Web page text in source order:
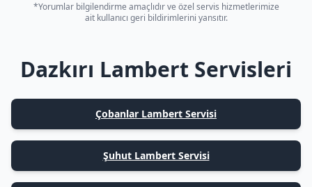
*Yorumlar bilgilendirme amaçlıdır ve özel servis hizmetlerimize
ait kullanıcı geri bildirimlerini yansıtır.
Dazkırı Lambert Servisleri
Çobanlar Lambert Servisi
Şuhut Lambert Servisi